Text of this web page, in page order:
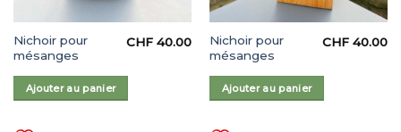
Nichoir pour
mésanges
CHF 40.00
Ajouter au panier
Nichoir pour
mésanges
CHF 40.00
Ajouter au panier